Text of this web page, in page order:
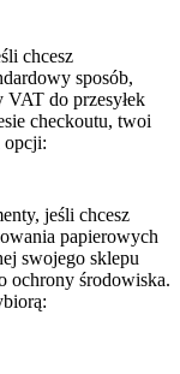
chcesz
sposób,
do przesyłek
checkoutu, twoi
opcji:
jeśli chcesz
papierowych
swojego sklepu
ochrony środowiska.